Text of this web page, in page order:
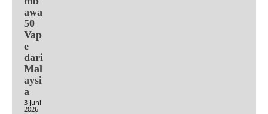
awa
50
Vap
e
dari
Mal
aysi
a
3 Juni
2026